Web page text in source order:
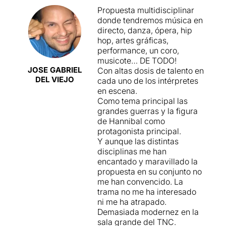
disciplines artístiques i
culturals. Música, dansa,
interpretació, cant. És un
espectacle inclassificable.
És una performance?, una
òpera contemporània?, un
show multidisciplinari?, una
obra de teatre musical?, un
concert teatralitzat?, una
experiència artística única?
Hanníbalparla d'art, de
política, de teatre, de
democràcia. És una
celebració de cultures. Un
espectacle visual i
conceptual.
La posada en escena és
realment espectacular. Més
d'una vintena d'artistes
d'Àfrica i Europa dalt de
teatral de Flandes i Europa
que ha dirigit obres i teatres
de gran envergadura com el
Theater Antigone,
l’Arsenaalo elKVS, tots ells
a Bèlgica.
La proposta que presenta
aquests dies al
com una fusió de disciplines
—òpera, dansa
contemporània, slam, vídeo,
i fins i tot pintura en viu—
amb l’objectiu de crear un
collage multidisciplinar que
reinterpreti la figura
d’Hanníbal Barcai les
guerres púniques, amb
referències lliures aDido i
Aeneas, l’òpera de
JOSE GABRIEL
DEL VIEJO
Propuesta multidisciplinar
donde tendremos música en
directo, danza, ópera, hip
hop, artes gráficas,
performance, un coro,
musicote… DE TODO!
Con altas dosis de talento en
cada uno de los intérpretes
en escena.
Como tema principal las
grandes guerras y la figura
de Hannibal como
protagonista principal.
Y aunque las distintas
disciplinas me han
encantado y maravillado la
propuesta en su conjunto no
me han convencido. La
trama no me ha interesado
ni me ha atrapado.
Demasiada modernez en la
sala grande del TNC.